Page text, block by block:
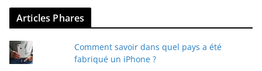
v
r
e
Articles Phares
Comment savoir dans quel pays a été
fabriqué un iPhone ?